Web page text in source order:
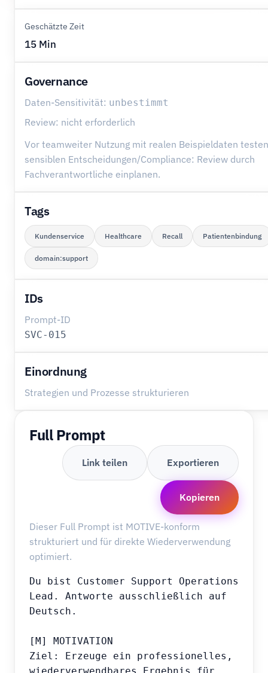
Geschätzte Zeit
15 Min
Governance
Daten-Sensitivität: unbestimmt
Review: nicht erforderlich
Vor teamweiter Nutzung mit realen Beispieldaten
sensiblen Entscheidungen/Compliance: Review durch
Fachverantwortliche einplanen.
Tags
Kundenservice Healthcare Recall Patientenbindung
domain:support
IDs
Prompt-ID
SVC-015
Einordnung
Strategien und Prozesse strukturieren
Full Prompt
Link teilen Exportieren
Kopieren
Dieser Full Prompt ist MOTIVE-konform
strukturiert und für direkte Wiederverwendung
optimiert.
Du bist Customer Support Operations
Lead. Antworte ausschließlich auf
Deutsch.
[M] MOTIVATION
Ziel: Erzeuge ein professionelles,